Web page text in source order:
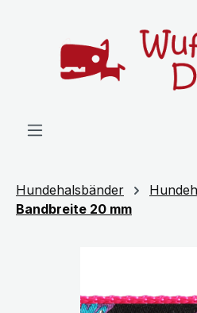
Hundehalsbänder
Bandbreite 20 mm